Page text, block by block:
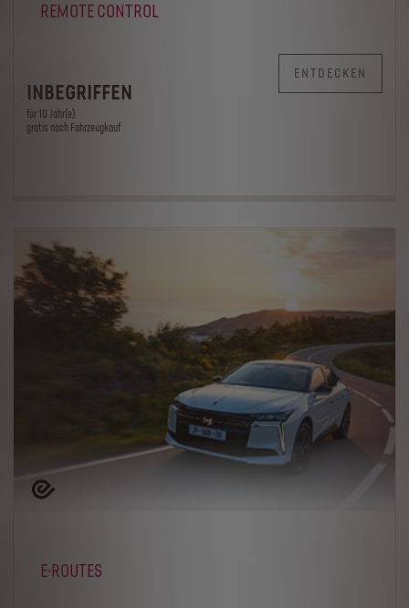
REMOTE CONTROL
INBEGRIFFEN
für 10 Jahr(e)
gratis nach Fahrzeugkauf
ENTDECKEN
E-ROUTES